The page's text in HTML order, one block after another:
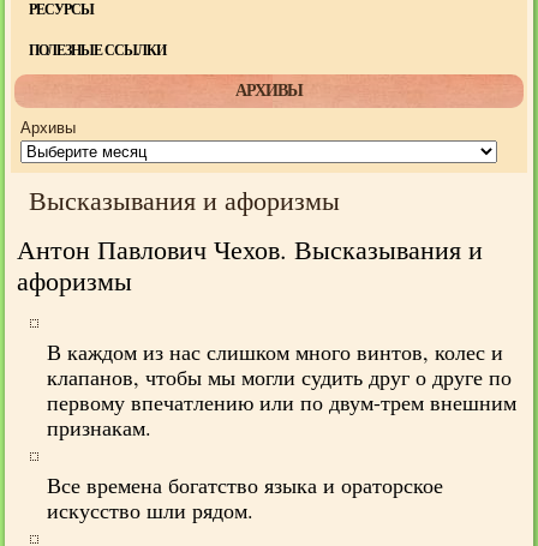
РЕСУРСЫ
ПОЛЕЗНЫЕ ССЫЛКИ
АРХИВЫ
Архивы
Высказывания и афоризмы
Антон Павлович Чехов. Высказывания и
афоризмы
В каждом из нас слишком много винтов, колес и
клапанов, чтобы мы могли судить друг о друге по
первому впечатлению или по двум-трем внешним
признакам.
Все времена богатство языка и ораторское
искусство шли рядом.